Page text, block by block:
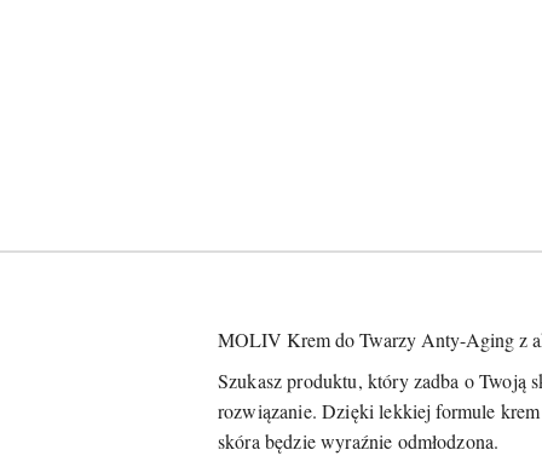
MOLIV Krem do Twarzy Anty-Aging z
Szukasz produktu, który zadba o
rozwiązanie. Dzięki lekkiej formule
skóra będzie wyraźnie odmłodzona.